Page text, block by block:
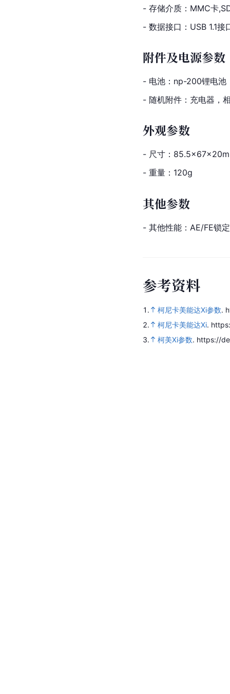
- 存储介质：MMC卡
- 数据接口：USB 1.1接
附件及电源参数
- 电池：np-200锂电池
- 随机附件：充电器，
外观参数
- 尺寸：
- 重量：120g
其他参数
- 其他性能：AE/FE锁
参考资料
1. 柯尼卡美能达Xi参数.
2.
柯尼卡美能达Xi.
3.
柯美Xi参数. https://